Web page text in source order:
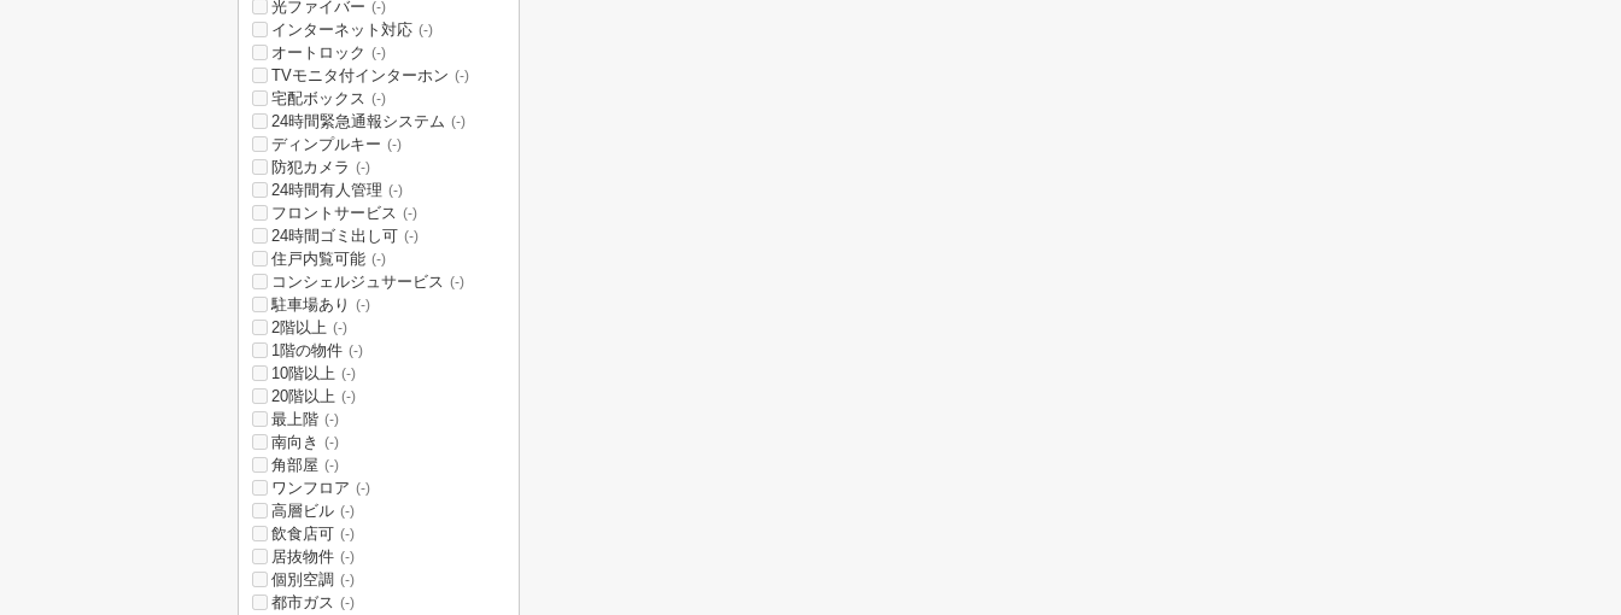
光ファイバー (-)
インターネット対応 (-)
オートロック (-)
TVモニタ付インターホン (-)
宅配ボックス (-)
24時間緊急通報システム (-)
ディンプルキー (-)
防犯カメラ (-)
24時間有人管理 (-)
フロントサービス (-)
24時間ゴミ出し可 (-)
住戸内覧可能 (-)
コンシェルジュサービス (-)
駐車場あり (-)
2階以上 (-)
1階の物件 (-)
10階以上 (-)
20階以上 (-)
最上階 (-)
南向き (-)
角部屋 (-)
ワンフロア (-)
高層ビル (-)
飲食店可 (-)
居抜物件 (-)
個別空調 (-)
都市ガス (-)